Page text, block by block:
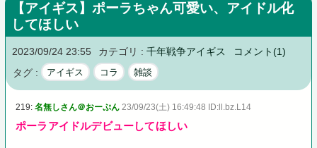
【アイギス】ポーラちゃん可愛い、アイドル化
してほしい
2023/09/24 23:55 カテゴリ :千年戦争アイギス
コメント(1)
タグ :
アイギス コラ 雑談
219:名無しさん＠おーぷん 23/09/23(土) 16:49:48 ID:ll.bz.L14
ポーラアイドルデビューしてほしい